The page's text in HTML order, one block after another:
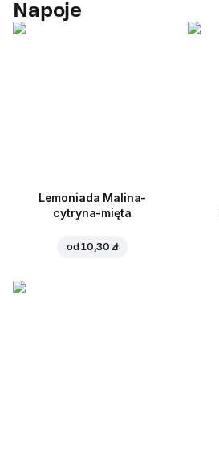
Napoje
Lemoniada Malina-
cytryna-mięta
od10,30 zł